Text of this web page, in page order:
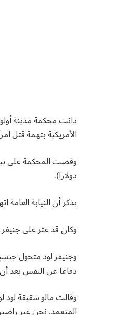
الأمريكية بتهمة قتل
دولارا).
يذكر أن النيابة
وكان قد عثر على جنيفر لود مقتولة في 2014 بفندق يقع خارج
وجنيفر لود متحول
دفاعا عن النفس بعد
وقالت مالو شقيقة لود